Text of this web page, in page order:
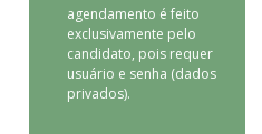
agendamento é feito
exclusivamente pelo
candidato, pois requer
usuário e senha (dados
privados).